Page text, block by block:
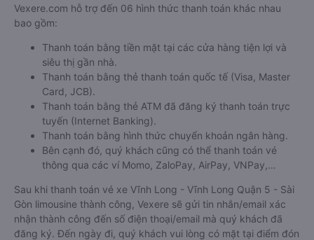
Vexere.com hỗ trợ đến 06 hình thức thanh toán khác nhau
bao gồm:
Thanh toán bằng tiền mặt tại các cửa hàng tiện lợi và
siêu thị gần nhà.
Thanh toán bằng thẻ thanh toán quốc tế (Visa, Master
Card, JCB).
Thanh toán bằng thẻ ATM đã đăng ký thanh toán trực
tuyến (Internet Banking).
Thanh toán bằng hình thức chuyển khoản ngân hàng.
Bên cạnh đó, quý khách cũng có thể thanh toán vé
thông qua các ví Momo, ZaloPay, AirPay, VNPay,…
Sau khi thanh toán vé xe Vĩnh Long - Vĩnh Long Quận 5 - Sài
Gòn limousine thành công, Vexere sẽ gửi tin nhắn/email xác
nhận thành công đến số điện thoại/email mà quý khách đã
đăng ký. Đến ngày đi, quý khách vui lòng có mặt tại điểm đón